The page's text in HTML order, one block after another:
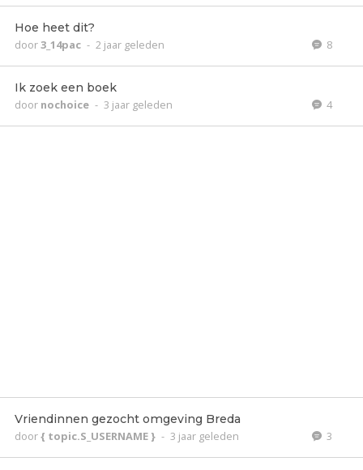
Hoe heet dit?
door3_14pac - 2 jaar geleden 8
Ik zoek een boek
door nochoice - 3 jaar geleden 4
Vriendinnen gezocht omgeving Breda
door{ topic.S_USERNAME } - 3 jaar geleden 3